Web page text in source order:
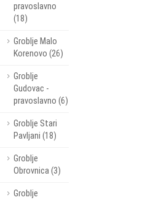
pravoslavno
(18)
Groblje Malo
Korenovo (26)
Groblje
Gudovac -
pravoslavno (6)
Groblje Stari
Pavljani (18)
Groblje
Obrovnica (3)
Groblje